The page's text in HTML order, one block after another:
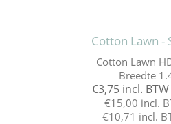
Cotton Lawn -
Cotton Lawn
Breedte
€3,75 incl.
€15,00 incl.
€10,71 incl.